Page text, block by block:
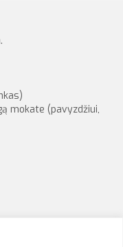
mokate (pavyzdžiui,